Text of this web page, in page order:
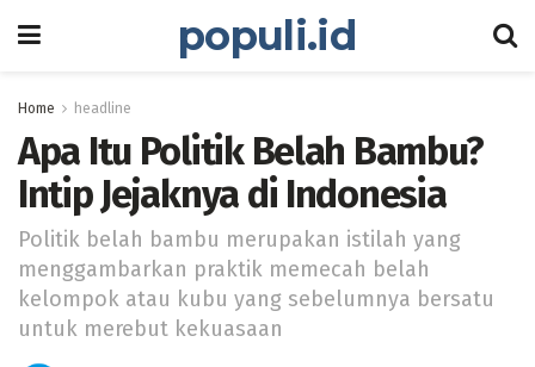
populi.id
Home headline
Apa Itu Politik Belah Bambu?
Intip Jejaknya di Indonesia
Politik belah bambu merupakan istilah yang
menggambarkan praktik memecah belah
kelompok atau kubu yang sebelumnya bersatu
untuk merebut kekuasaan